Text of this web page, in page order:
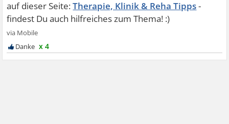
Therapie, Klinik & Reha Tipps
x 4